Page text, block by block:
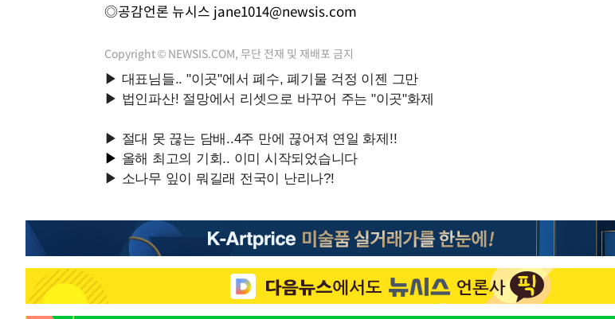
◎공감언론 뉴시스 jane1014@newsis.com
Copyright © NEWSIS.COM, 무단 전재 및 재배포 금지